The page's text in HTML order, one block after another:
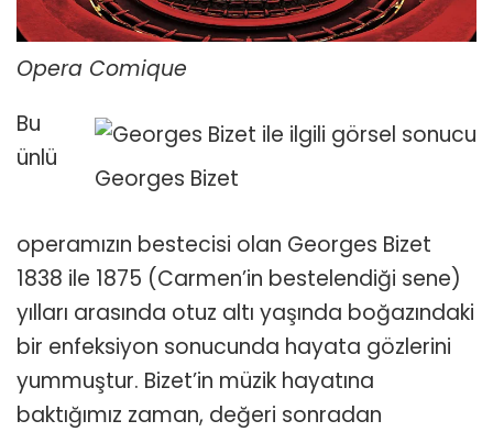
Opera Comique
Georges Bizet
Bu
ünlü
operamızın bestecisi olan Georges Bizet
1838 ile 1875 (Carmen’in bestelendiği sene)
yılları arasında otuz altı yaşında boğazındaki
bir enfeksiyon sonucunda hayata gözlerini
yummuştur. Bizet’in müzik hayatına
baktığımız zaman, değeri sonradan